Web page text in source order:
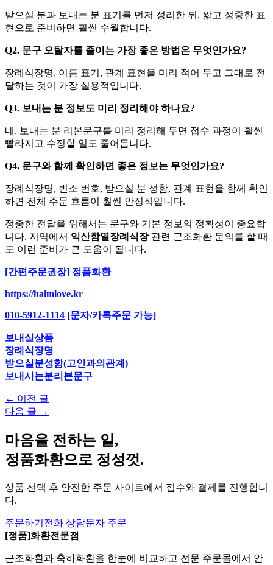
받으실 분과 보내는 분 표기를 먼저 정리한 뒤, 짧고 정중한 표
현으로 준비하면 훨씬 수월합니다.
Q2. 문구 오탈자를 줄이는 가장 좋은 방법은 무엇인가요?
장례식장명, 이름 표기, 관계 표현을 미리 적어 두고 그대로 전
달하는 것이 가장 실용적입니다.
Q3. 보내는 분 정보도 미리 정리해야 하나요?
네. 보내는 분 리본문구를 미리 정리해 두면 접수 과정이 훨씬
빨라지고 수정할 일도 줄어듭니다.
Q4. 문구와 함께 확인하면 좋은 정보는 무엇인가요?
장례식장명, 빈소 번호, 받으실 분 성함, 관계 표현을 함께 확인
하면 전체 주문 흐름이 훨씬 안정적입니다.
정중한 전달을 위해서는 문구와 기본 정보의 정확성이 중요합
니다. 지역에서 익산함열장례식장관련 근조화환 문의를 할 때
도 이런 준비가 큰 도움이 됩니다.
[간편주문권장] 정품화환
https://haimlove.kr
010-5912-1114 [문자/카톡주문 가능]
보내실상품
장례식장명
받으실분성함(고인과의관계)
보내시는분리본문구
← 이전 글
다음 글 →
마음을 전하는 일,
정품화환으로 정성껏.
상품 선택 후 안전한 주문 사이트에서 접수와 결제를 진행합니
다.
주문하기 전화 상담문자 주문
[정품]화환전문점
근조화환과 축하화환을 한눈에 비교하고 전문 주문몰에서 안